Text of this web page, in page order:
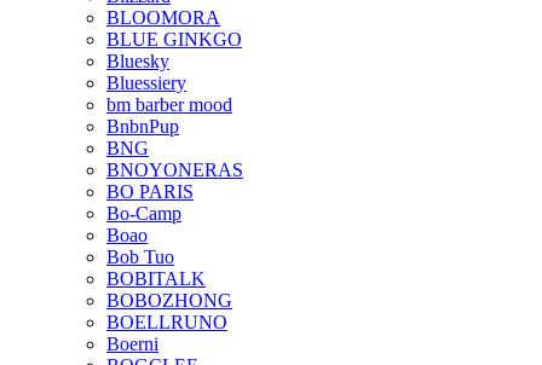
BLOOMORA
BLUE GINKGO
Bluesky
Bluessiery
bm barber mood
BnbnPup
BNG
BNOYONERAS
BO PARIS
Bo-Camp
Boao
Bob Tuo
BOBITALK
BOBOZHONG
BOELLRUNO
Boerni